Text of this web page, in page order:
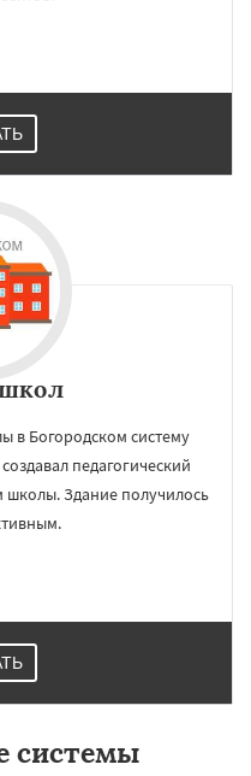
в Богородском систему
педагогический
школы. Здание получилось
системы